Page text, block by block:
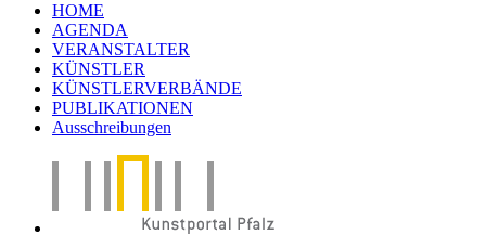
HOME
AGENDA
VERANSTALTER
KÜNSTLER
KÜNSTLERVERBÄNDE
PUBLIKATIONEN
Ausschreibungen